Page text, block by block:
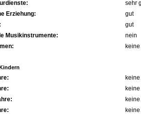
sehr
Erziehung:
gut
gut
Musikinstrumente:
nein